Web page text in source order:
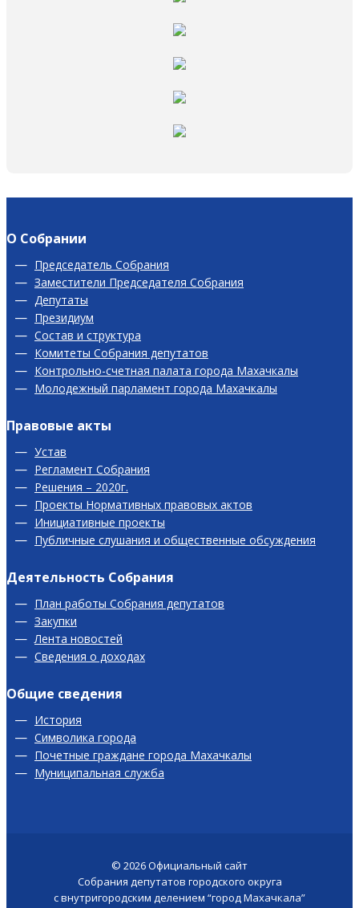
О Собрании
Председатель Собрания
Заместители Председателя Собрания
Депутаты
Президиум
Состав и структура
Комитеты Собрания депутатов
Контрольно-счетная палата города Махачкалы
Молодежный парламент города Махачкалы
Правовые акты
Устав
Регламент Собрания
Решения – 2020г.
Проекты Нормативных правовых актов
Инициативные проекты
Публичные слушания и общественные обсуждения
Деятельность Собрания
План работы Собрания депутатов
Закупки
Лента новостей
Сведения о доходах
Общие сведения
История
Символика города
Почетные граждане города Махачкалы
Муниципальная служба
© 2026Официальный сайт
Собрания депутатов городского округа
с внутригородским делением “город Махачкала”